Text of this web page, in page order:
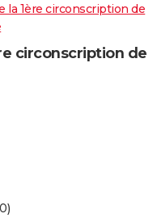
la 1ère circonscription de
circonscription de